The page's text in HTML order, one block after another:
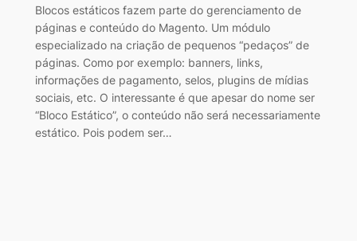
Blocos estáticos fazem parte do gerenciamento de
páginas e conteúdo do Magento. Um módulo
especializado na criação de pequenos “pedaços” de
páginas. Como por exemplo: banners, links,
informações de pagamento, selos, plugins de mídias
sociais, etc. O interessante é que apesar do nome ser
“Bloco Estático”, o conteúdo não será necessariamente
estático. Pois podem ser…